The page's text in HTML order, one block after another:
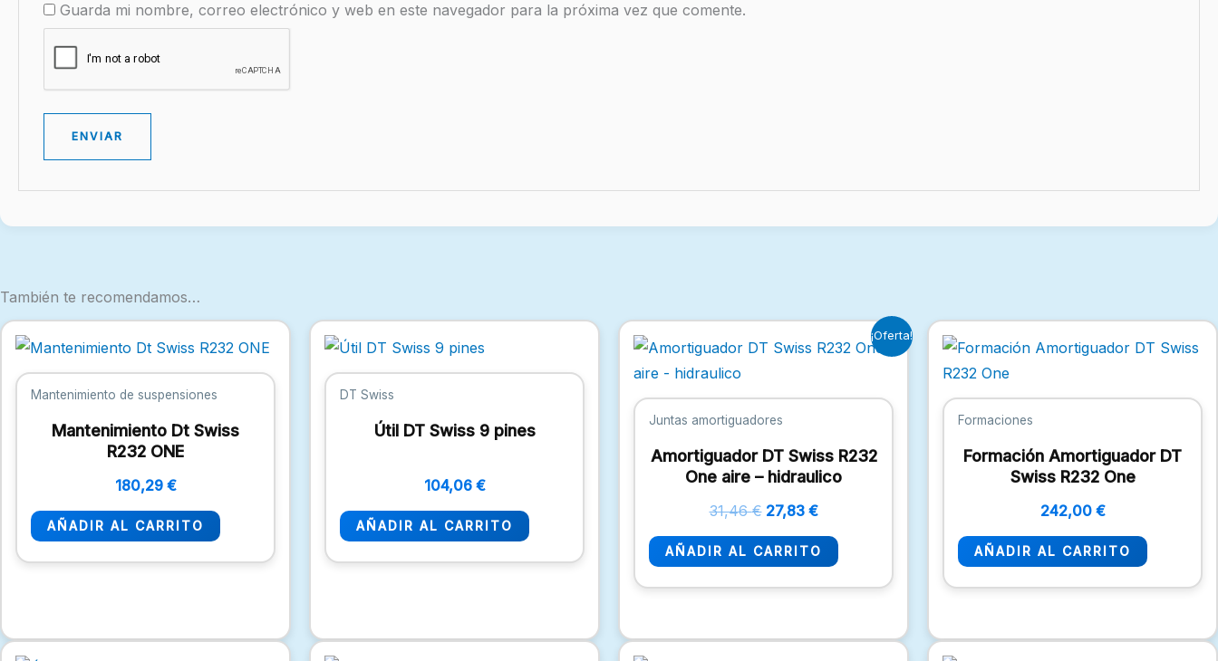
Guarda mi nombre, correo electrónico y web en este navegador para la próxima vez que comente.
También te recomendamos…
Mantenimiento de suspensiones
Mantenimiento Dt Swiss
R232 ONE
180,29 €
AÑADIR AL CARRITO
DT Swiss
Útil DT Swiss 9 pines
104,06 €
AÑADIR AL CARRITO
¡Oferta!
Juntas amortiguadores
Amortiguador DT Swiss R232
One aire – hidraulico
31,46€
precio
31,46 €.
27,83 €
precio
27,83 €.
AÑADIR AL CARRITO
Formaciones
Formación Amortiguador DT
Swiss R232 One
242,00 €
AÑADIR AL CARRITO